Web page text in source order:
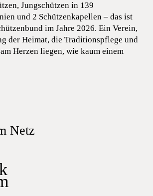
Jungschützen in 139
und 2 Schützenkapellen – das ist
im Jahre 2026. Ein Verein,
der Heimat, die Traditionspflege und
Herzen liegen, wie kaum einem
Netz